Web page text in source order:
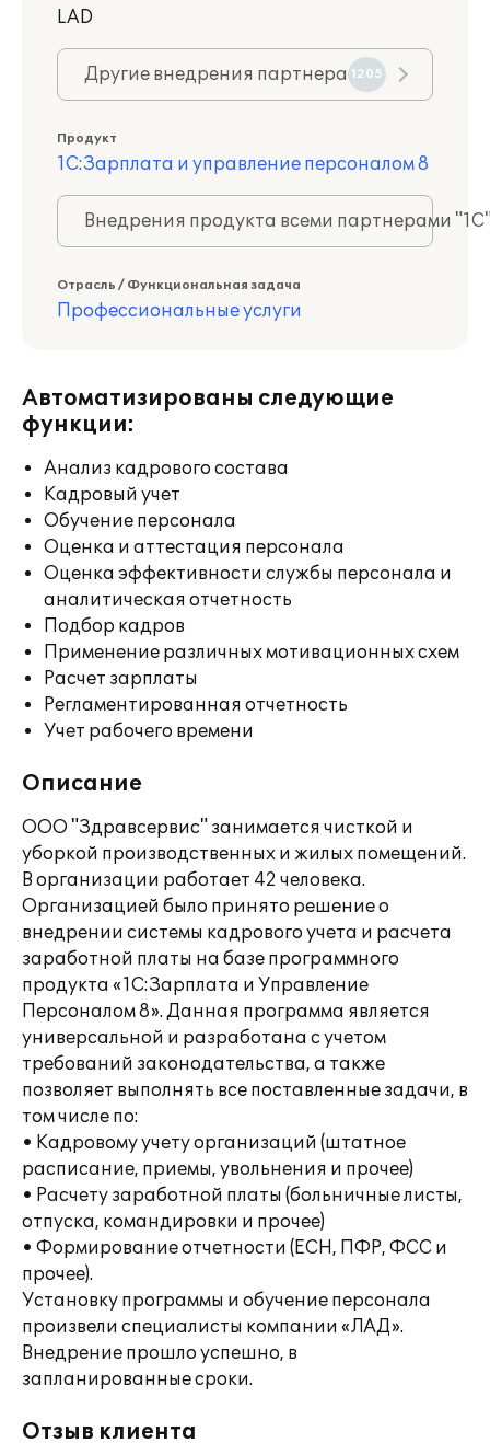
LAD
Другие внедрения партнера 1205
Продукт
1С:Зарплата и управление персоналом 8
Внедрения продукта всеми партнерами
Отрасль / Функциональная задача
Профессиональные услуги
Автоматизированы следующие
функции:
Анализ кадрового состава
Кадровый учет
Обучение персонала
Оценка и аттестация персонала
Оценка эффективности службы персонала и
аналитическая отчетность
Подбор кадров
Применение различных мотивационных схем
Расчет зарплаты
Регламентированная отчетность
Учет рабочего времени
Описание
ООО "Здравсервис" занимается чисткой и
уборкой производственных и жилых помещений.
В организации работает 42 человека.
Организацией было принято решение о
внедрении системы кадрового учета и расчета
заработной платы на базе программного
продукта «1С:Зарплата и Управление
Персоналом 8». Данная программа является
универсальной и разработана с учетом
требований законодательства, а также
позволяет выполнять все поставленные задачи, в
том числе по:
• Кадровому учету организаций (штатное
расписание, приемы, увольнения и прочее)
• Расчету заработной платы (больничные листы,
отпуска, командировки и прочее)
• Формирование отчетности (ЕСН, ПФР, ФСС и
прочее).
Установку программы и обучение персонала
произвели специалисты компании «ЛАД».
Внедрение прошло успешно, в
запланированные сроки.
Отзыв клиента